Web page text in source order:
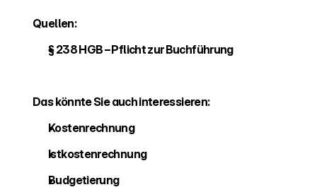
Quellen:
§ 238 HGB – Pflicht zur Buchführung
Das könnte Sie auch interessieren:
Kostenrechnung
Istkostenrechnung
Budgetierung